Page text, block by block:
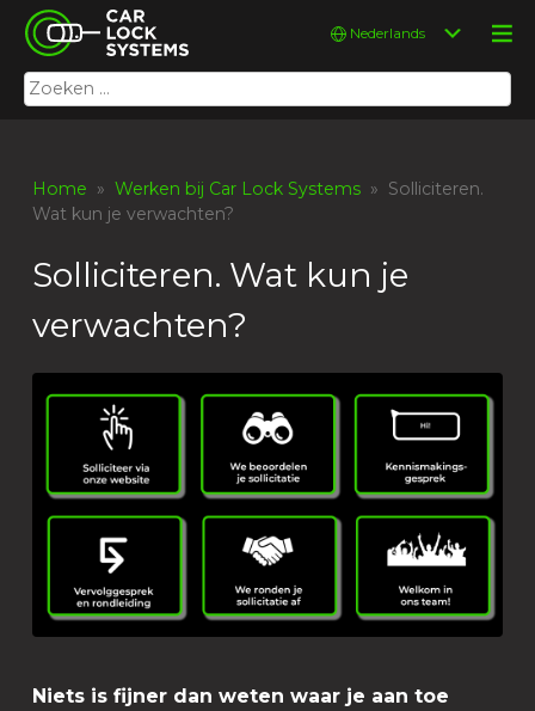
Skip
content
Car Lock Systems
Car Lock Systems
Zoeken
naar:
Kies
taal
Home »Werken bij Car Lock Systems » Solliciteren.
Wat kun je verwachten?
Solliciteren. Wat kun je
verwachten?
Niets is fijner dan weten waar je aan toe